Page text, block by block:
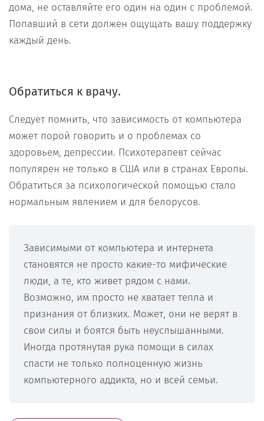
дома, не оставляйте его один на один с проблемой.
Попавший в сети должен ощущать вашу поддержку
каждый день.
Обратиться к врачу.
Следует помнить, что зависимость от компьютера
может порой говорить и о проблемах со
здоровьем, депрессии. Психотерапевт сейчас
популярен не только в США или в странах Европы.
Обратиться за психологической помощью стало
нормальным явлением и для белорусов.
Зависимыми от компьютера и интернета
становятся не просто какие-то мифические
люди, а те, кто живет рядом с нами.
Возможно, им просто не хватает тепла и
признания от близких. Может, они не верят в
свои силы и боятся быть неуслышанными.
Иногда протянутая рука помощи в силах
спасти не только полноценную жизнь
компьютерного аддикта, но и всей семьи.